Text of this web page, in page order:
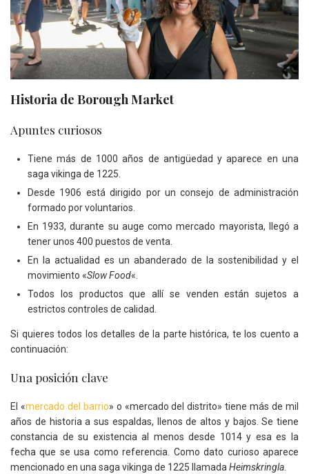
Historia de Borough Market
Apuntes curiosos
Tiene más de 1000 años de antigüedad y aparece en una
saga vikinga de 1225.
Desde 1906 está dirigido por un consejo de administración
formado por voluntarios.
En 1933, durante su auge como mercado mayorista, llegó a
tener unos 400 puestos de venta.
En la actualidad es un abanderado de la sostenibilidad y el
movimiento «Slow Food«.
Todos los productos que allí se venden están sujetos a
estrictos controles de calidad.
Si quieres todos los detalles de la parte histórica, te los cuento a
continuación:
Una posición clave
El «mercado del barrio» o «mercado del distrito» tiene más de mil
años de historia a sus espaldas, llenos de altos y bajos. Se tiene
constancia de su existencia al menos desde 1014 y esa es la
fecha que se usa como referencia. Como dato curioso aparece
mencionado en una saga vikinga de 1225 llamadaHeimskringla.